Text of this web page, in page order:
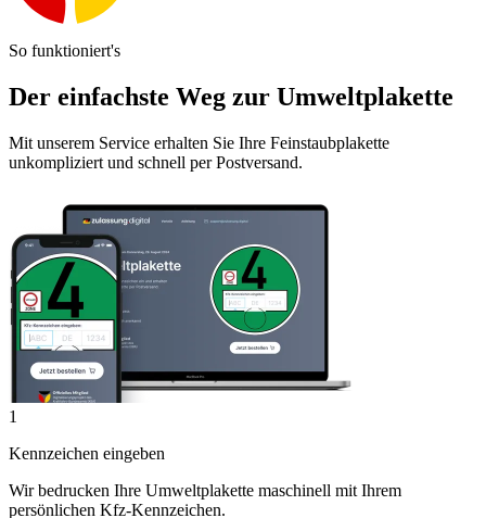
So funktioniert's
Der einfachste Weg zur Umweltplakette
Mit unserem Service erhalten Sie Ihre Feinstaubplakette
unkompliziert und schnell per Postversand.
1
Kennzeichen eingeben
Wir bedrucken Ihre Umweltplakette maschinell mit Ihrem
persönlichen Kfz-Kennzeichen.